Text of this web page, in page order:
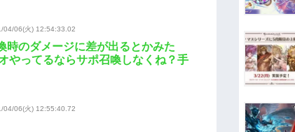
04/06(火) 12:54:33.02
時のダメージに差が出るとかみた
やってるならサポ召喚しなくね？手
04/06(火) 12:55:40.72